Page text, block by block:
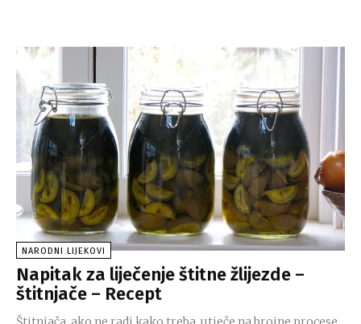
NARODNI LIJEKOVI
Napitak za liječenje štitne žlijezde –
štitnjače – Recept